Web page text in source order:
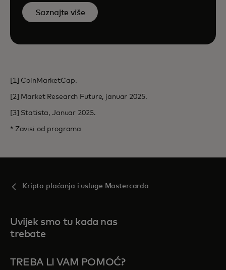
Saznajte više
[1] CoinMarketCap.
[2] Market Research Future, januar 2025.
[3] Statista, Januar 2025.
* Zavisi od programa
Kripto plaćanja i usluge Mastercarda
Uvijek smo tu kada nas
trebate
TREBA LI VAM POMOĆ?